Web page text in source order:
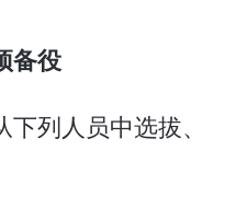
备役
列人员中选拔、